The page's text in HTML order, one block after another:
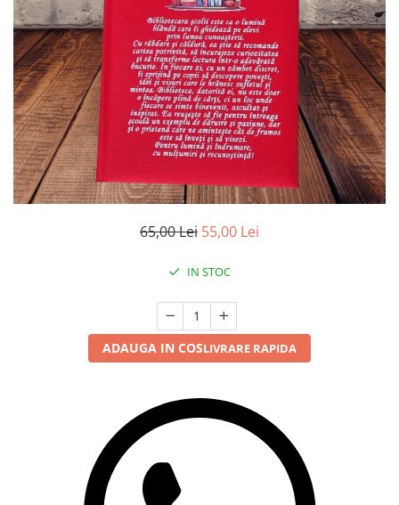
65,00 Lei 55,00 Lei
IN STOC
ADAUGA IN COSLIVRARE RAPIDA